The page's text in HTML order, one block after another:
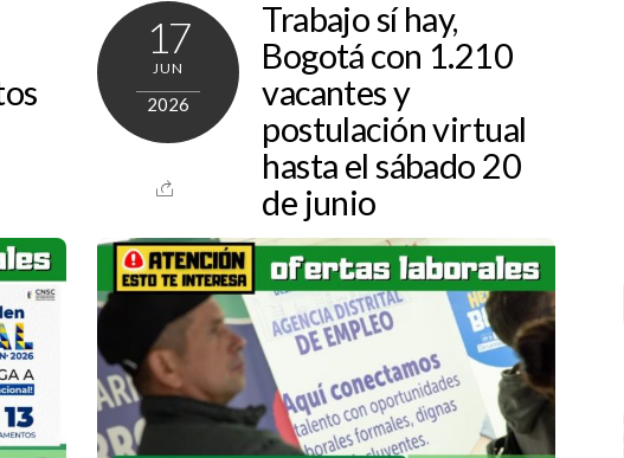
17
JUN
2026
Trabajo sí hay,
Bogotá con 1.210
vacantes y
postulación virtual
hasta el sábado 20
de junio